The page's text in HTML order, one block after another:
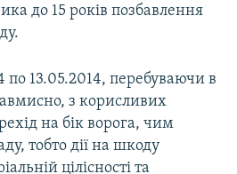
до 15 років позбавлення
по 13.05.2014, перебуваючи в
з корисливих
на бік ворога, чим
тобто дії на шкоду
цілісності та